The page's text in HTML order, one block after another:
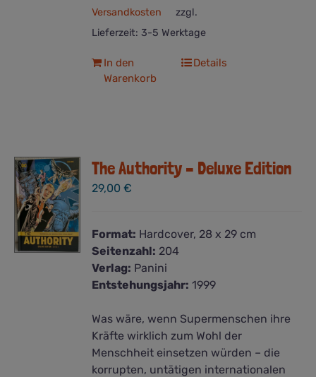
zzgl.
Versandkosten
Lieferzeit: 3-5 Werktage
In den
Warenkorb
Details
The Authority – Deluxe Edition
29,00€
Format: Hardcover, 28 x 29 cm
Seitenzahl: 204
Verlag: Panini
Entstehungsjahr: 1999
Was wäre, wenn Supermenschen ihre
Kräfte wirklich zum Wohl der
Menschheit einsetzen würden – die
korrupten, untätigen internationalen